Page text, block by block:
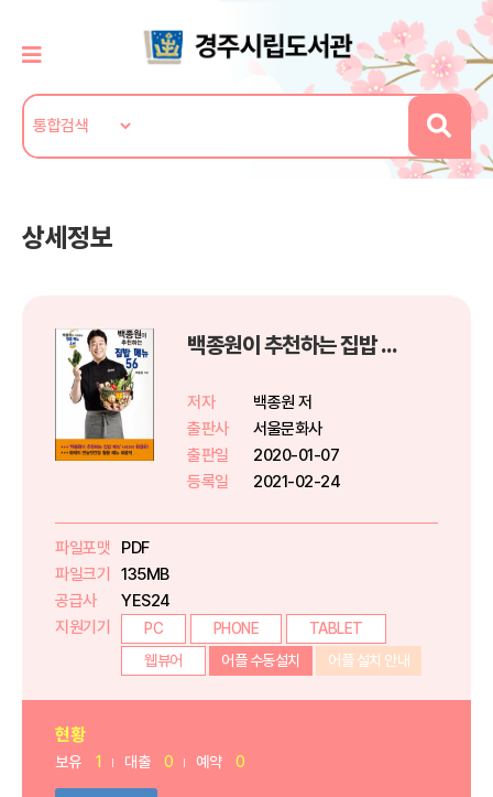
상세정보
백종원이 추천하는 집밥 메뉴 56
저자
백종원 저
출판사
서울문화사
출판일
2020-01-07
등록일
2021-02-24
파일포맷
PDF
파일크기
135MB
공급사
YES24
지원기기
PC PHONE
TABLET
웹뷰어
어플 수동설치 어플 설치 안내
현황
보유 1 대출 0 예약 0